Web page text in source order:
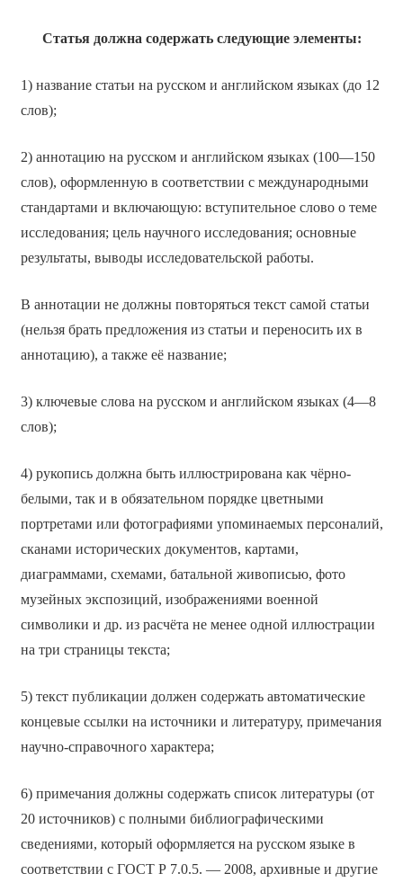
Статья должна содержать следующие элементы:
1) название статьи на русском и английском языках (до 12
слов);
2) аннотацию на русском и английском языках (100—150
слов), оформленную в соответствии с международными
стандартами и включающую: вступительное слово о теме
исследования; цель научного исследования; основные
результаты, выводы исследовательской работы.
В аннотации не должны повторяться текст самой статьи
(нельзя брать предложения из статьи и переносить их в
аннотацию), а также её название;
3) ключевые слова на русском и английском языках (4—8
слов);
4) рукопись должна быть иллюстрирована как чёрно-
белыми, так и в обязательном порядке цветными
портретами или фотографиями упоминаемых персоналий,
сканами исторических документов, картами,
диаграммами, схемами, батальной живописью, фото
музейных экспозиций, изображениями военной
символики и др. из расчёта не менее одной иллюстрации
на три страницы текста;
5) текст публикации должен содержать автоматические
концевые ссылки на источники и литературу, примечания
научно-справочного характера;
6) примечания должны содержать список литературы (от
20 источников) с полными библиографическими
сведениями, который оформляется на русском языке в
соответствии с ГОСТ Р 7.0.5. — 2008, архивные и другие